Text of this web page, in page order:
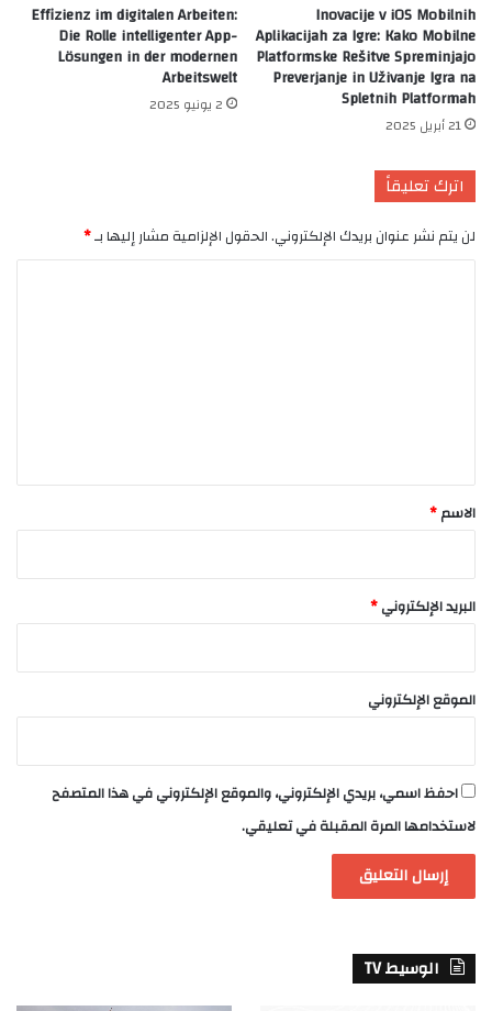
Inovacije v iOS Mobilnih
Aplikacijah za Igre: Kako Mobilne
Platformske Rešitve Spreminjajo
Preverjanje in Uživanje Igra na
Spletnih Platformah
21 أبريل 2025
Effizienz im digitalen Arbeiten:
Die Rolle intelligenter App-
Lösungen in der modernen
Arbeitswelt
2 يونيو 2025
اترك تعليقاً
لن يتم نشر عنوان بريدك الإلكتروني.الحقول الإلزامية مشار إليها بـ*
*
الاسم*
البريد الإلكتروني*
الموقع الإلكتروني
احفظ اسمي، بريدي الإلكتروني، والموقع الإلكتروني في هذا المتصفح
لاستخدامها المرة المقبلة في تعليقي.
الوسيط TV